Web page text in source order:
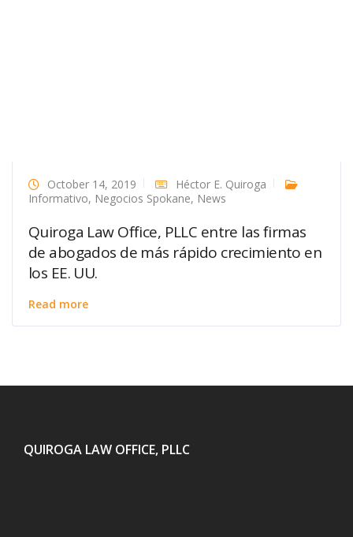
October 14, 2019
Héctor E. Quiroga
Informativo, Negocios Spokane, News
Quiroga Law Office, PLLC entre las firmas
de abogados de más rápido crecimiento en
los EE. UU.
Read more
QUIROGA LAW OFFICE, PLLC